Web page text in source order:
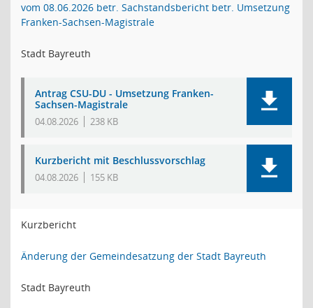
vom 08.06.2026 betr. Sachstandsbericht betr. Umsetzung
Franken-Sachsen-Magistrale
Stadt Bayreuth
Antrag CSU-DU - Umsetzung Franken-
Sachsen-Magistrale
04.08.2026 238 KB
Kurzbericht mit Beschlussvorschlag
04.08.2026 155 KB
Kurzbericht
Änderung der Gemeindesatzung der Stadt Bayreuth
Stadt Bayreuth